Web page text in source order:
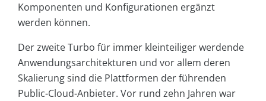
Komponenten und Konfigurationen ergänzt
werden können.
Der zweite Turbo für immer kleinteiliger werdende
Anwendungsarchitekturen und vor allem deren
Skalierung sind die Plattformen der führenden
Public-Cloud-Anbieter. Vor rund zehn Jahren war